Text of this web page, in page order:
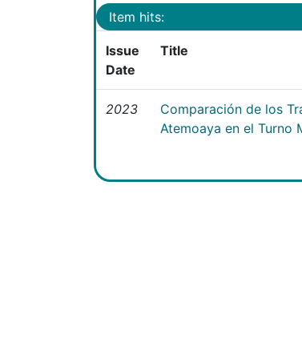
Item hits:
Issue
Date
Title
2023
Comparación de los
Atemoaya en el Turno